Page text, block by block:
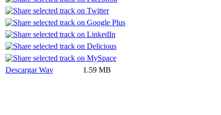
Descargar Wav 1.59 MB